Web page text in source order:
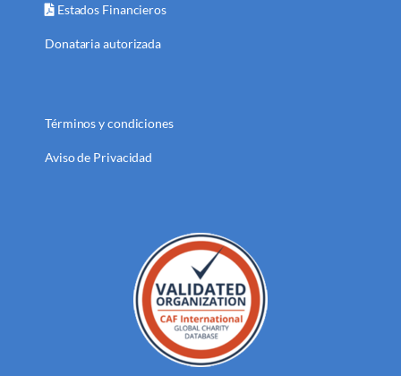
Estados Financieros
Donataria autorizada
Términos y condiciones
Aviso de Privacidad